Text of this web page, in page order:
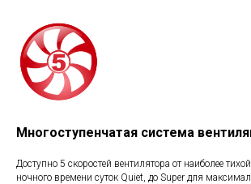
Многоступенчатая система
Доступно 5 скоростей вентилятора от наиболее
ночного времени суток Quiet, до Super для